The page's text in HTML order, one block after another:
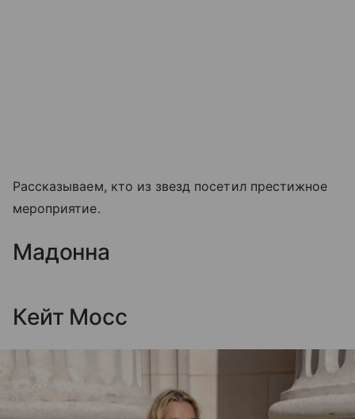
Рассказываем, кто из звезд посетил престижное
мероприятие.
Мадонна
Кейт Мосс